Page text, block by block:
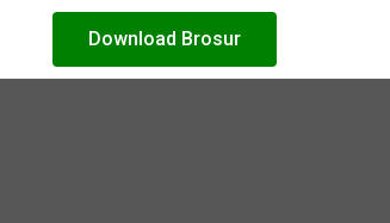
Download Brosur